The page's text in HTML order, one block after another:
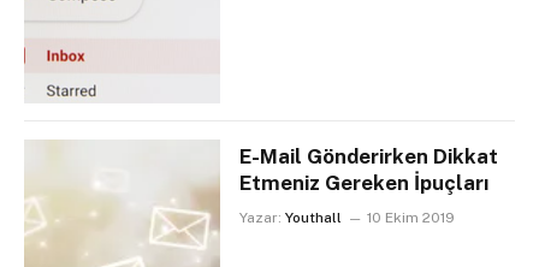
E-Mail Gönderirken Dikkat
Etmeniz Gereken İpuçları
Yazar: Youthall 10 Ekim 2019